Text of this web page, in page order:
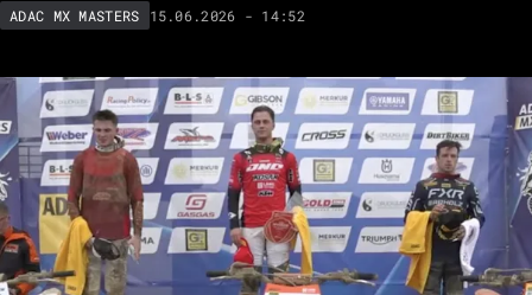
ADAC MX MASTERS 15.06.2026 - 14:52